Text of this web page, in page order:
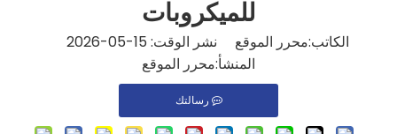
للميكروبات
المنشأ:محرر الموقع
رسالتك